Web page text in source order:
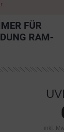
FÜR
RAM-
inkl.